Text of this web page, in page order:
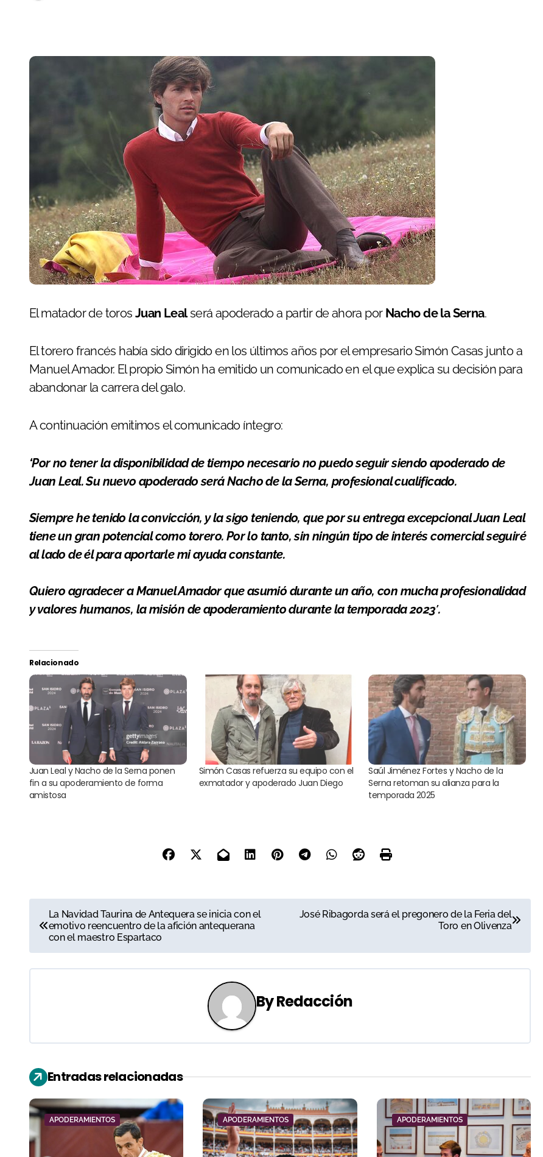
El matador de torosJuan Lealserá apoderado a partir de ahora por Nacho de la Serna.
El torero francés había sido dirigido en los últimos años por el empresario Simón Casas junto a
Manuel Amador. El propio Simón ha emitido un comunicado en el que explica su decisión para
abandonar la carrera del galo.
A continuación emitimos el comunicado íntegro:
‘Por no tener la disponibilidad de tiempo necesario no puedo seguir siendo apoderado de
Juan Leal. Su nuevo apoderado será Nacho de la Serna, profesional cualificado.
Siempre he tenido la convicción, y la sigo teniendo, que por su entrega excepcional Juan Leal
tiene un gran potencial como torero. Por lo tanto, sin ningún tipo de interés comercial seguiré
al lado de él para aportarle mi ayuda constante.
Quiero agradecer a Manuel Amador que asumió durante un año, con mucha profesionalidad
y valores humanos, la misión de apoderamiento durante la temporada 2023′.
Relacionado
Juan Leal y Nacho de la Serna ponen
fin a su apoderamiento de forma
amistosa
Simón Casas refuerza su equipo con el
exmatador y apoderado Juan Diego
Saúl Jiménez Fortes y Nacho de la
Serna retoman su alianza para la
temporada 2025
a
v
a
i
ó
n
La Navidad Taurina de Antequera se inicia con el
emotivo reencuentro de la afición antequerana
con el maestro Espartaco
José Ribagorda será el pregonero de la Feria del
Toro en Olivenza
ByRedacción
Entradas relacionadas
APODERAMIENTOS APODERAMIENTOS APODERAMIENTOS